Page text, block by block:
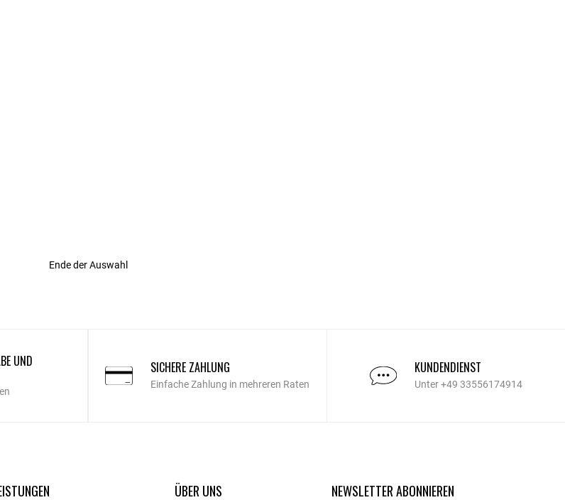
Ende der Auswahl
UND SICHERE ZAHLUNG
Einfache Zahlung in mehreren Raten
KUNDENDIENST
Unter +49 33556174914
ÜBER UNS NEWSLETTER ABONNIEREN